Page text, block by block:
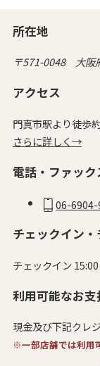
所在地
〒571-0048 大阪
アクセス
門真市駅より徒歩
さらに詳しく→
電話・ファック
06-6904-
チェックイン
チェックイン
利用可能なお支
現金及び下記クレ
※一部店舗では利用